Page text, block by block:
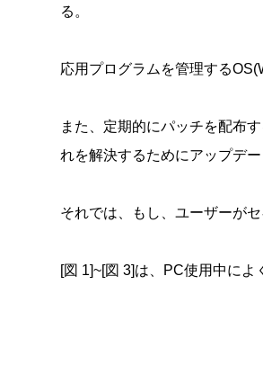
る。
応用プログラムを管理する
また、定期的にパッチを配布
れを解決するためにアップデ
それでは、もし、ユーザーが
[図 1]~[図 3]は、PC使用中に